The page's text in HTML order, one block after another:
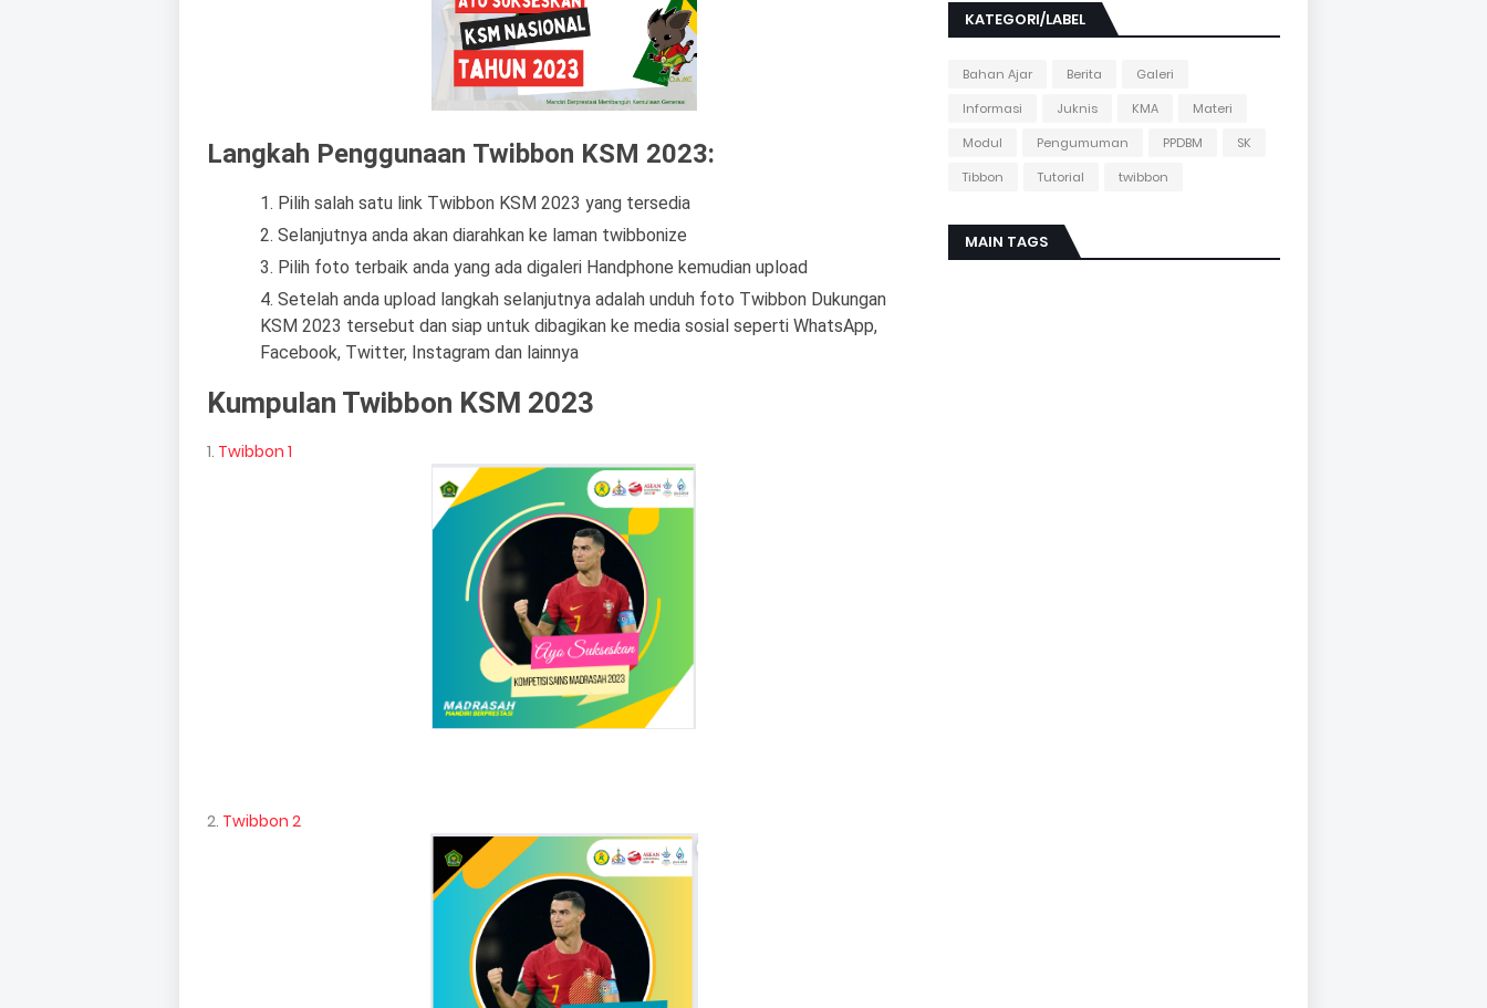
Langkah Penggunaan Twibbon KSM 2023:
Pilih salah satu link Twibbon KSM 2023 yang tersedia
Selanjutnya anda akan diarahkan ke laman twibbonize
Pilih foto terbaik anda yang ada digaleri Handphone kemudian upload
Setelah anda upload langkah selanjutnya adalah unduh foto Twibbon Dukungan
KSM 2023 tersebut dan siap untuk dibagikan ke media sosial seperti WhatsApp,
Facebook, Twitter, Instagram dan lainnya
Kumpulan Twibbon KSM 2023
1. Twibbon 1
2. Twibbon 2
KATEGORI/LABEL
Bahan Ajar Berita
Galeri
Informasi
Juknis KMA
Materi
Modul
Pengumuman PPDBM
SK
Tibbon
Tutorial twibbon
MAIN TAGS